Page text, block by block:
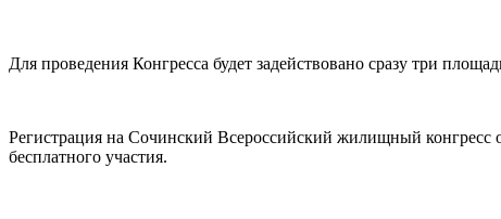
Для проведения Конгресса будет задействовано сразу три
Регистрация на Сочинский Всероссийский жилищный конгресс
бесплатного участия.